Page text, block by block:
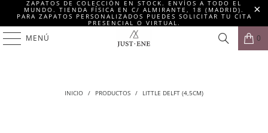
ZAPATOS DE COLECCIÓN EN STOCK. ENVÍOS A TODO EL
MUNDO. TIENDA FÍSICA EN C/ ALMIRANTE, 18 (MADRID).
PARA ZAPATOS PERSONALIZADOS PUEDES SOLICITAR TU CITA
PRESENCIAL O VIRTUAL.
MENÚ 0
INICIO / PRODUCTOS / LITTLE DELFT (4,5CM)